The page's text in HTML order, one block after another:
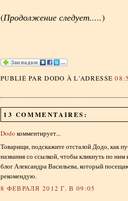
(Продолжение следует.....)
PUBLIÉ PAR DODO À L'ADRESSE
13 COMMENTAIRES:
Dodo комментирует...
Товарищи, подскажите отсталой Додо, как
названия со ссылкой, чтобы кликнуть по ним
блог Александра Васильева, который
рекомендую.
8 ФЕВРАЛЯ 2012 Г. В 09:05